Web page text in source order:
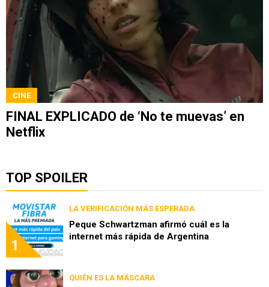
CINE
FINAL EXPLICADO de ‘No te muevas’ en
Netflix
TOP SPOILER
1
LA VERIFICACIÓN MÁS ESPERADA
Peque Schwartzman afirmó cuál es la
internet más rápida de Argentina
QUIÉN ES LA MÁSCARA